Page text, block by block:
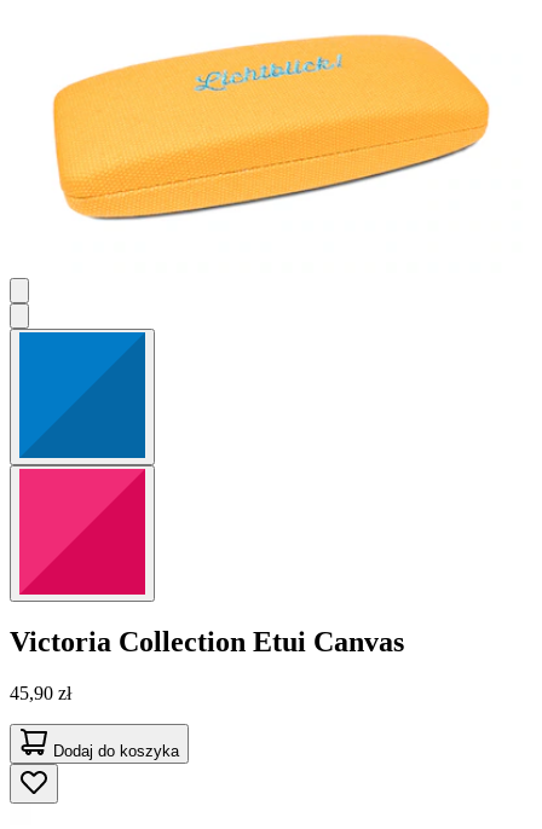
Victoria Collection Etui Canvas
45,90 zł
Dodaj do koszyka